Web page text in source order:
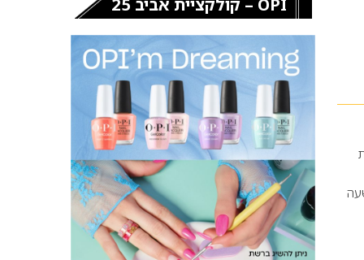
עד לשעה
OPI – קולקציית אביב 25